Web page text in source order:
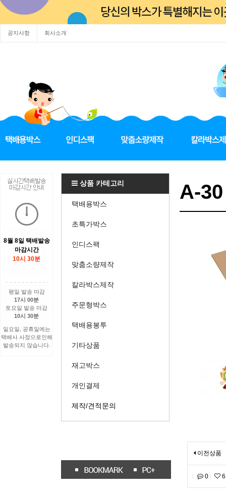
공지사항 회사소개
8월 8일 택배발송
마감시간
10시 30분
평일 발송 마감
17시 00분
토요일 발송 마감
10시 30분
일요일, 공휴일에는
택배사 사정으로인해
발송되지 않습니다.
상품 카테고리
택배용박스
초특가박스
인디스팩
맞춤소량제작
칼라박스제작
주문형박스
택배용봉투
기타상품
재고박스
개인결제
제작/견적문의
A-
이전상품
0 6